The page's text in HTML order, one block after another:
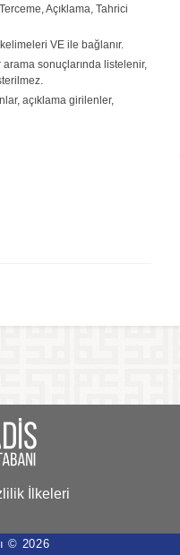
Açıklama, Tahrici
VE ile bağlanır.
sonuçlarında listelenir,
açıklama girilenler,
İlkeleri
© 2026